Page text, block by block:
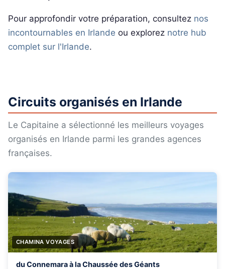
Pour approfondir votre préparation, consultez nos
incontournables en Irlande ou explorez notre hub
complet sur l'Irlande.
Circuits organisés en Irlande
Le Capitaine a sélectionné les meilleurs voyages
organisés en Irlande parmi les grandes agences
françaises.
CHAMINA VOYAGES
du Connemara à la Chaussée des Géants